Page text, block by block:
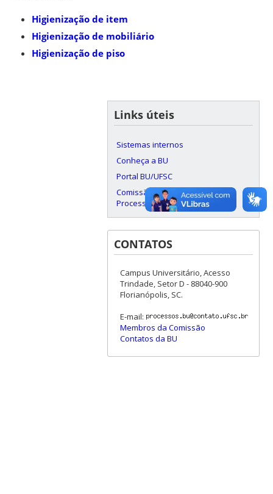
Higienização de item
Higienização de mobiliário
Higienização de piso
Links úteis
Sistemas internos
Conheça a BU
Portal BU/UFSC
Comissão de Mapeamento de
Processos
CONTATOS
Campus Universitário, Acesso
Trindade, Setor D - 88040-900
Florianópolis, SC.
E-mail:
Membros da Comissão
Contatos da BU